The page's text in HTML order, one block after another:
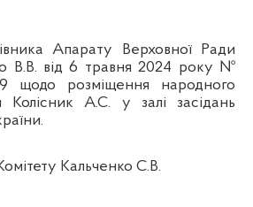
Апарату Верховної Ради
В.В. від 6 травня 2024 року №
щодо розміщення народного
Колісник А.С. у залі засідань
.
Кальченко С.В.